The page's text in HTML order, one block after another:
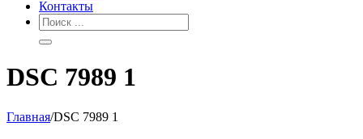
Контакты
DSC 7989 1
Главная/DSC 7989 1